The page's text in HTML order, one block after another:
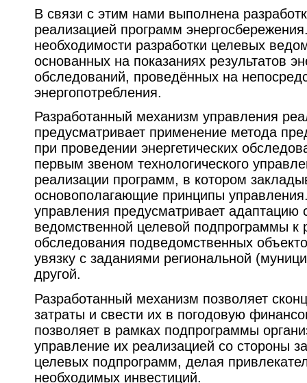
В связи с этим нами выполнена
реализацией программ
необходимости разработки целевых
основанных на показаниях результатов
обследований, проведённых на
энергопотребления.
Разработанный механизм управления
предусматривает применение метода
при проведении энергетических
первым звеном технологического
реализации программ, в котором
основополагающие принципы
управления предусматривает адаптацию
ведомственной целевой подпрограммы к
обследования подведомственных
увязку с заданиями региональной
другой.
Разработанный механизм позволяет
затраты и свести их в погодовую
позволяет в рамках подпрограммы
управление их реализацией со стороны
целевых подпрограмм, делая
необходимых инвестиций.